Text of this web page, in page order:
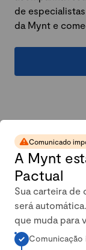
de
da Mynt e
A
Comunicado
A Mynt
Pactual
Sua carteira de
será
que muda para
Comunicação